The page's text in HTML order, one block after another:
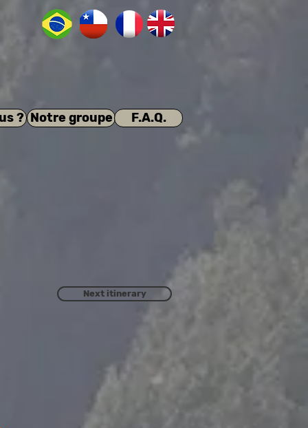
? Notre groupe F.A.Q.
Next itinerary